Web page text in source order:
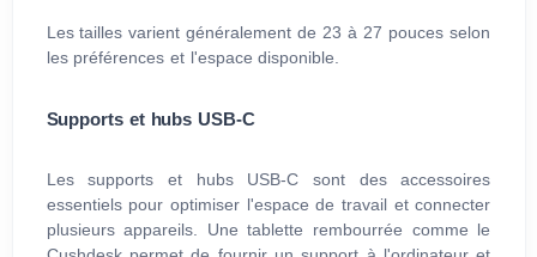
Les tailles varient généralement de 23 à 27 pouces selon
les préférences et l'espace disponible.
Supports et hubs USB-C
Les supports et hubs USB-C sont des accessoires
essentiels pour optimiser l'espace de travail et connecter
plusieurs appareils. Une tablette rembourrée comme le